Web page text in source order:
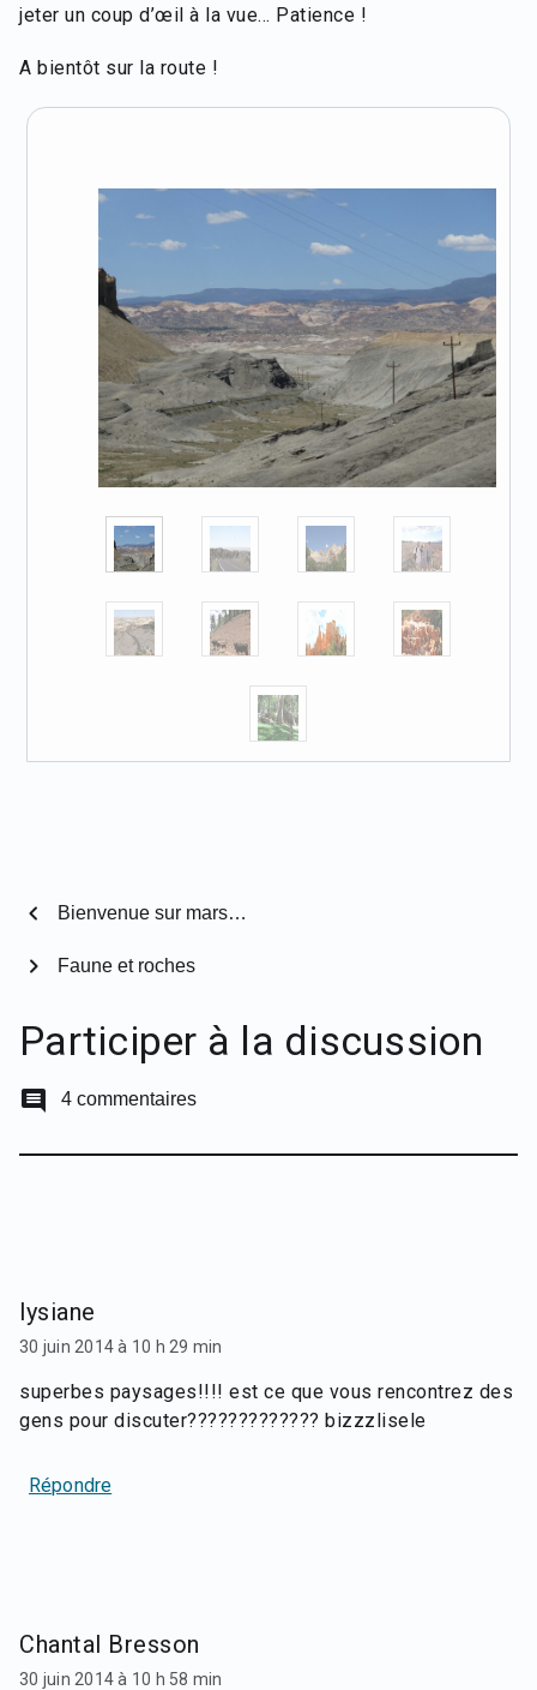
jeter un coup d’œil à la vue… Patience !
A bientôt sur la route !
chevron_left Bienvenue sur mars…
Faune et roches
chevron_right
Participer à la discussion
comment 4 commentaires
lysiane
30 juin 2014 à 10 h 29 min
superbes paysages!!!! est ce que vous rencontrez des
gens pour discuter????????????? bizzzlisele
Répondre
Chantal Bresson
30 juin 2014 à 10 h 58 min